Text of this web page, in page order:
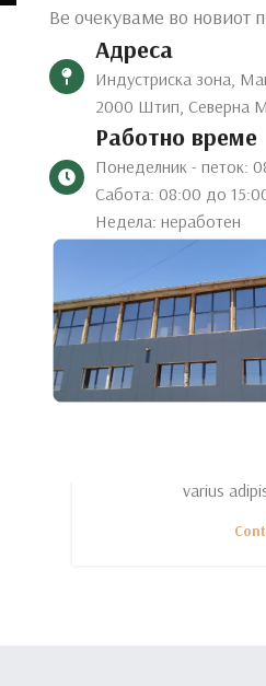
Ве очекуваме во новиот
Адреса
Индустриска зона,
2000 Штип, Северна
Работно време
Понеделник - петок:
Сабота: 08:00 до
Недела: неработен
27
AUG
INSPIRATION
Green
By
varius